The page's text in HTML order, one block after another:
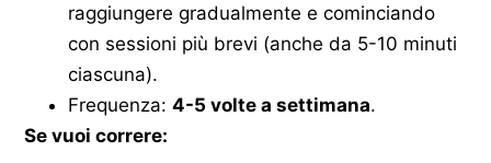
raggiungere gradualmente e cominciando
con sessioni più brevi (anche da 5-10 minuti
ciascuna).
Frequenza: 4-5 volte a settimana.
Se vuoi correre: